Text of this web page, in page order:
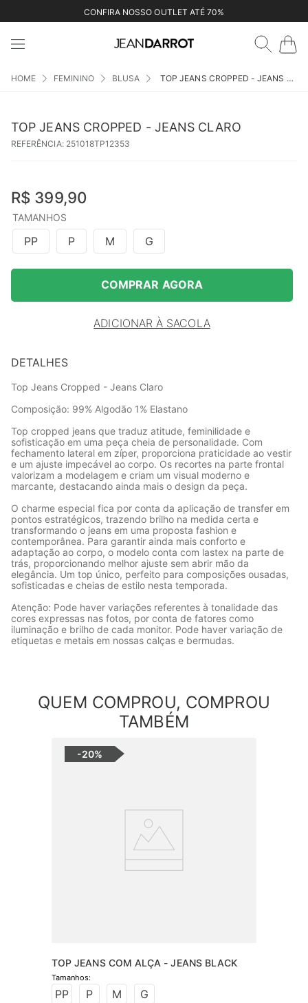
CONFIRA NOSSO OUTLET ATÉ 70%
FEMININO BLUSA TOP JEANS CROPPED - JEANS CLARO
TOP JEANS CROPPED - JEANS CLARO
REFERÊNCIA: 251018TP12353
R$ 399,90
TAMANHOS
PP P M G
COMPRAR AGORA
ADICIONAR À SACOLA
DETALHES
Top Jeans Cropped - Jeans Claro
Composição: 99% Algodão 1% Elastano
Top cropped jeans que traduz atitude, feminilidade e
sofisticação em uma peça cheia de personalidade. Com
fechamento lateral em zíper, proporciona praticidade ao vestir
e um ajuste impecável ao corpo. Os recortes na parte frontal
valorizam a modelagem e criam um visual moderno e
marcante, destacando ainda mais o design da peça.
O charme especial fica por conta da aplicação de transfer em
pontos estratégicos, trazendo brilho na medida certa e
transformando o jeans em uma proposta fashion e
contemporânea. Para garantir ainda mais conforto e
adaptação ao corpo, o modelo conta com lastex na parte de
trás, proporcionando melhor ajuste sem abrir mão da
elegância. Um top único, perfeito para composições ousadas,
sofisticadas e cheias de estilo nesta temporada.
Atenção: Pode haver variações referentes à tonalidade das
cores expressas nas fotos, por conta de fatores como
iluminação e brilho de cada monitor. Pode haver variação de
etiquetas e metais em nossas calças e bermudas.
QUEM COMPROU, COMPROU
TAMBÉM
-20%
TOP JEANS COM ALÇA - JEANS BLACK
PP P M G